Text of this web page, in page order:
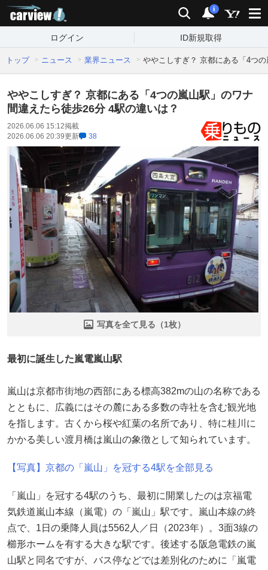
検索 通知
i
ログイン ID新規取得
トップ ニュース 業界ニュース ややこしすぎ？ 京都にある「4つ
ややこしすぎ？ 京都にある「4つの嵐山駅」のワナ
間違えたら徒歩26分 4駅の違いは？
2026.06.06 15:12掲載
2026.06.06 20:39更新 38
写真を全て見る（1枚）
最初に誕生した嵐電嵐山駅
嵐山は京都市街地の西部にある標高382mの山の名称である
とともに、広義にはその麓にある多数の寺社を含む観光地
を指します。古くから桜や紅葉の名所であり、特に桂川に
かかる美しい渡月橋は嵐山の象徴として知られています。
【写真】京都の「嵐山」を冠する4駅を全部見る
「嵐山」を冠する4駅のうち、最初に開業したのは京福電
気鉄道嵐山本線（嵐電）の「嵐山」駅です。嵐山本線の終
点で、1日の乗降人員は5562人／日（2023年）。3面3線の
櫛形ホームを有する大きな駅です。後述する阪急電鉄の嵐
山駅と同名ですが、バス停などでは差別化のために「嵐電